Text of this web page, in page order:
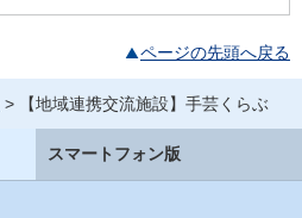
ページの先頭へ戻る
> 【地域連携交流施設】手芸くらぶ
スマートフォン版